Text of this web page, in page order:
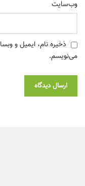
وب‌سایت
ذخیره نام، ایمیل و
می‌نویسم.